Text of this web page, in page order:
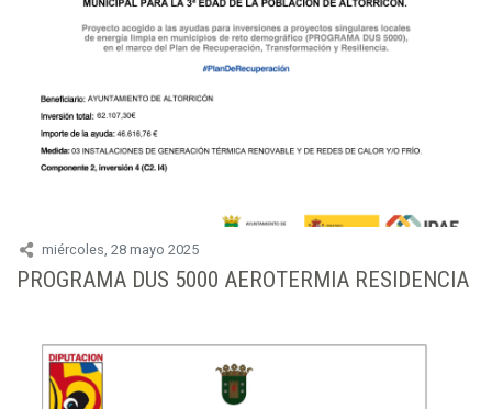
miércoles, 28 mayo 2025
PROGRAMA DUS 5000 AEROTERMIA RESIDENCIA